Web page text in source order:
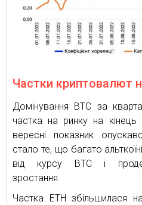
Частки криптовалют
Домінування BTC за
частка на ринку на
вересні показник
стало те, що багато
від курсу BTC і
зростання.
Частка ETH збільшилася